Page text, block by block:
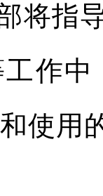
将指
作
使用